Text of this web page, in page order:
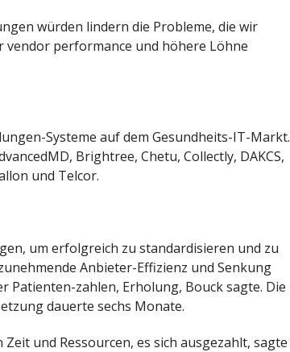
würden lindern die Probleme, die wir
performance und höhere Löhne
Systeme auf dem Gesundheits-IT-Markt.
Brightree, Chetu, Collectly, DAKCS,
und Telcor.
um erfolgreich zu standardisieren und zu
Anbieter-Effizienz und Senkung
Patienten-zahlen, Erholung, Bouck sagte. Die
dauerte sechs Monate.
und Ressourcen, es sich ausgezahlt, sagte